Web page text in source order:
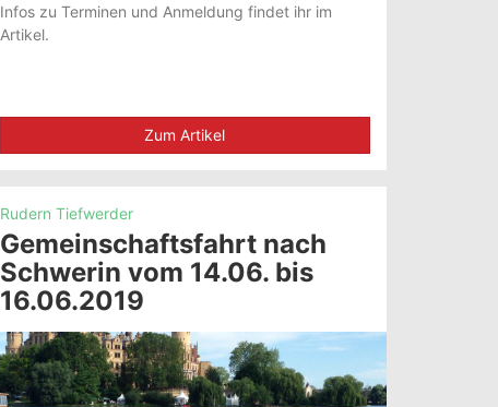
Infos zu Terminen und Anmeldung findet ihr im
Artikel.
Zum Artikel
Rudern Tiefwerder
Gemeinschaftsfahrt nach
Schwerin vom 14.06. bis
16.06.2019